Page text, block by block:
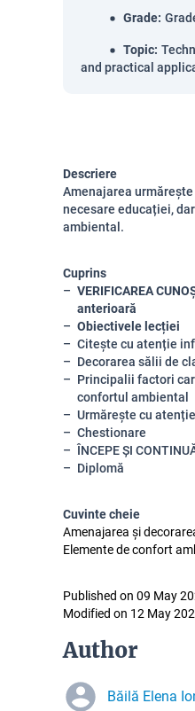
Grade:
Topic:
and practical
Descriere
Amenajarea
necesare educației,
ambiental.
Cuprins
VERIFICAREA
anterioară
Obiectivele lecției
Citește cu atenție
Decorarea sălii de
Principalii factori
confortul ambiental
Urmărește cu
Chestionare
ÎNCEPE ȘI
Diplomă
Cuvinte cheie
Amenajarea și
Elemente de confort
Published on 09 May
Modified on 12 May
Author
Băilă Elena